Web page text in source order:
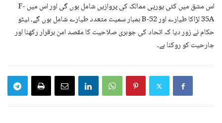
اس مشق میں کئی یورپی ممالک کی پروازیں شامل ہوں گی اور اس میں F-
35A لڑاکا طیارے اور B-52 بمبار سمیت متعدد طیارے شامل ہوں گے۔ نیٹو
حکام نے زور دیا کہ اتحاد کی جوہری صلاحیت کا مقصد امن برقرار رکھنا اور
جارحیت کو روکنا ہے۔